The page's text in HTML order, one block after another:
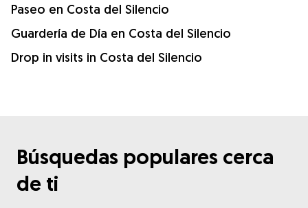
Paseo en Costa del Silencio
Guardería de Día en Costa del Silencio
Drop in visits in Costa del Silencio
Búsquedas populares cerca
de ti